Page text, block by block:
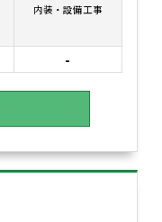
内装・設備工事
-